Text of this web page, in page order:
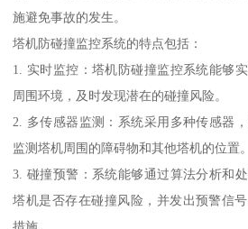
施避免事故的发生。
塔机防碰撞监控系统的特点包括：
1. 实时监控：塔机防碰撞监控系统能够
周围环境，及时发现潜在的碰撞风险。
2. 多传感器监测：系统采用多种传感器
监测塔机周围的障碍物和其他塔机的位置。
3. 碰撞预警：系统能够通过算法分析和
塔机是否存在碰撞风险，并发出预警信